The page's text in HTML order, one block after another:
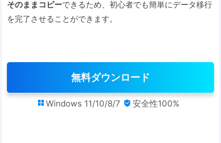
そのままコピーできるため、初心者でも簡単にデータ移行
を完了させることができます。
無料ダウンロード
 Windows 11/10/8/7  安全性100%